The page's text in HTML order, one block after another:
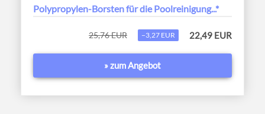
Polypropylen-Borsten für die Poolreinigung...*
25,76 EUR −3,27 EUR 22,49 EUR
» zum Angebot